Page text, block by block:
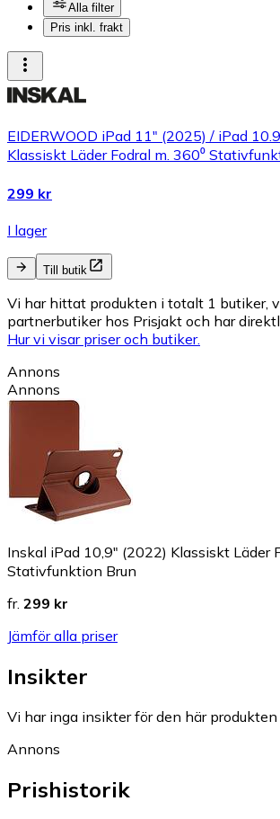
Alla filter
Pris inkl. frakt
EIDERWOOD iPad 11" (2025) / iPad
Klassiskt Läder Fodral m. 360⁰
299 kr
I lager
Till butik
Vi har hittat produkten i totalt 1 butiker,
partnerbutiker hos Prisjakt och har
Hur vi visar priser och butiker.
Annons
Annons
Inskal iPad 10,9" (2022) Klassiskt Läder
Stativfunktion Brun
fr. 299 kr
Jämför alla priser
Insikter
Vi har inga insikter för den här produkten
Annons
Prishistorik